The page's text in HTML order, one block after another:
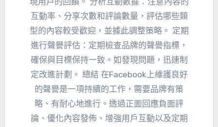
互動率、分享次數和評論數量，評估哪些類
型的內容較受歡迎，並據此調整策略。 定期
進行聲譽評估：定期檢查品牌的聲譽指標，
確保與目標保持一致。如發現問題，迅速制
定改進計劃。 總結 在Facebook上維護良好
的聲譽是一項持續的工作，需要品牌有策
略、有耐心地進行。透過正面回應負面評
論、優化內容發佈、增強用戶互動以及定期